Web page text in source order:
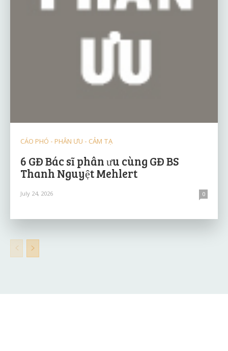
CÁO PHÓ - PHÂN ƯU - CẢM TẠ
6 GĐ Bác sĩ phân ưu cùng GĐ BS
Thanh Nguyệt Mehlert
July 24, 2026 0